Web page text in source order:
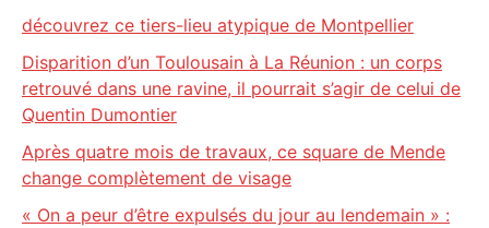
découvrez ce tiers-lieu atypique de Montpellier
Disparition d’un Toulousain à La Réunion : un corps
retrouvé dans une ravine, il pourrait s’agir de celui de
Quentin Dumontier
Après quatre mois de travaux, ce square de Mende
change complètement de visage
« On a peur d’être expulsés du jour au lendemain » :